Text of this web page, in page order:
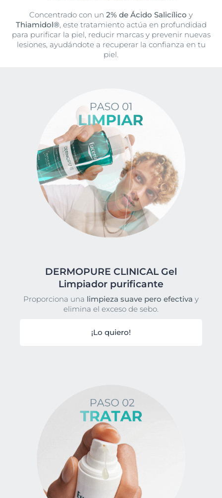
Concentrado con un 2% de Ácido Salicílico y
Thiamidol®, este tratamiento actúa en profundidad
para purificar la piel, reducir marcas y prevenir nuevas
lesiones, ayudándote a recuperar la confianza en tu
piel.
DERMOPURE CLINICAL Gel
Limpiador purificante
Proporciona una limpieza suave pero efectiva y
elimina el exceso de sebo.
¡Lo quiero!